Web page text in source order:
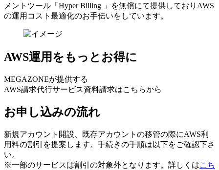
メントツール「Hyper Billing 」を無償にて提供しておりAWS
の運⽤コスト最適化のお⼿伝いをしています。
AWS運用をもっとお得に
MEGAZONEが提供する
AWS請求代行サービス資料請求はこちらから
お申し込みの流れ
新規アカウント開設、既存アカウントの移管の際にAWS利
用料の割引を提案します。手続きの手順は以下をご確認下さ
い。
※一部のサービスは割引の対象外となります。詳しくはこち